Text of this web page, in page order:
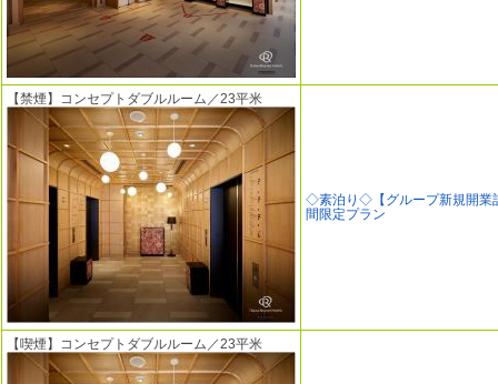
【禁煙】コンセプトダブルルーム／23平米
◇素泊り◇【グループ新規開業
間限定プラン
【喫煙】コンセプトダブルルーム／23平米